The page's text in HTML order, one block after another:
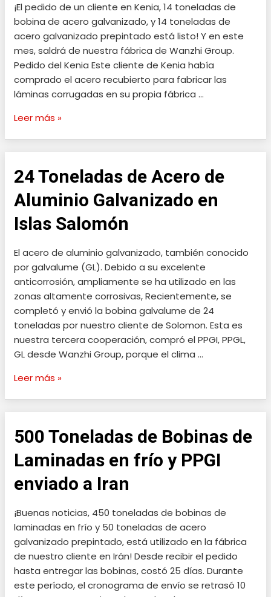
¡El pedido de un cliente en Kenia, 14 toneladas de
bobina de acero galvanizado, y 14 toneladas de
acero galvanizado prepintado está listo! Y en este
mes, saldrá de nuestra fábrica de Wanzhi Group.
Pedido del Kenia Este cliente de Kenia había
comprado el acero recubierto para fabricar las
láminas corrugadas en su propia fábrica …
y
PPGI
enviado
a
Kenia
Leer más »
24 Toneladas de Acero de
Aluminio Galvanizado en
Islas Salomón
El acero de aluminio galvanizado, también conocido
por galvalume (GL). Debido a su excelente
anticorrosión, ampliamente se ha utilizado en las
zonas altamente corrosivas, Recientemente, se
completó y envió la bobina galvalume de 24
toneladas por nuestro cliente de Solomon. Esta es
nuestra tercera cooperación, compró el PPGI, PPGL,
GL desde Wanzhi Group, porque el clima …
24
Toneladas
de
Acero
de
Galvanizado
en
Islas
Salomón
Leer más »
500 Toneladas de Bobinas de
Laminadas en frío y PPGI
enviado a Iran
¡Buenas noticias, 450 toneladas de bobinas de
laminadas en frío y 50 toneladas de acero
galvanizado prepintado, está utilizado en la fábrica
de nuestro cliente en Irán! Desde recibir el pedido
hasta entregar las bobinas, costó 25 días. Durante
este período, el cronograma de envío se retrasó 10
500
Toneladas
de
Bobinas
de
en
frío
y
PPGI
enviado
a